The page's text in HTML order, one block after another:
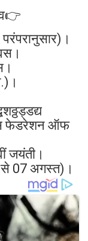
फेडरेशन ऑफ
जयंती।
से 07 अगस्त)।